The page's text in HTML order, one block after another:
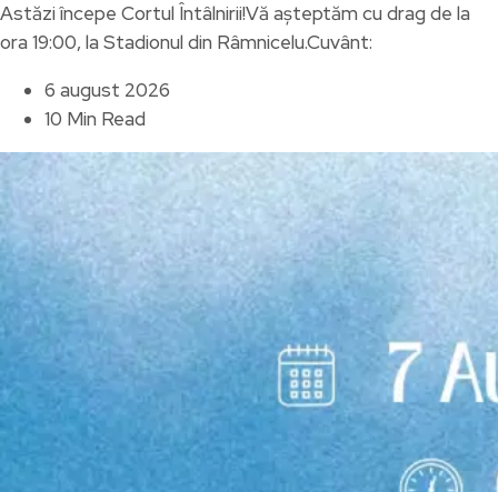
Astăzi începe Cortul Întâlnirii!Vă așteptăm cu drag de la
ora 19:00, la Stadionul din Râmnicelu.Cuvânt:
6 august 2026
10 Min Read